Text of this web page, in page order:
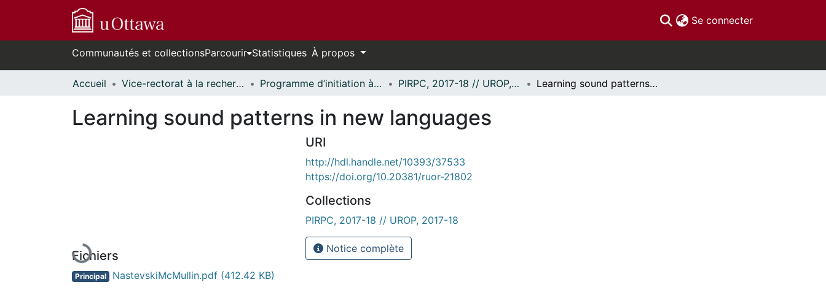
Se connecter(current)
Communautés et collectionsParcourir Statistiques À propos
Accueil Vice-rectorat à la recherche // Office of the V-P, Research Programme d’initiation à la recherche au premier cycle (PIRPC) // Undergraduate Research Opportunity Program (UROP) PIRPC, 2017-18 // UROP, 2017-18 Learning sound patterns in new languages
Learning sound patterns in new languages
En cours de chargement...
Fichiers
Principal NastevskiMcMullin.pdf (412.42 KB)
URI
http://hdl.handle.net/10393/37533
https://doi.org/10.20381/ruor-21802
Collections
PIRPC, 2017-18 // UROP, 2017-18
Notice complète